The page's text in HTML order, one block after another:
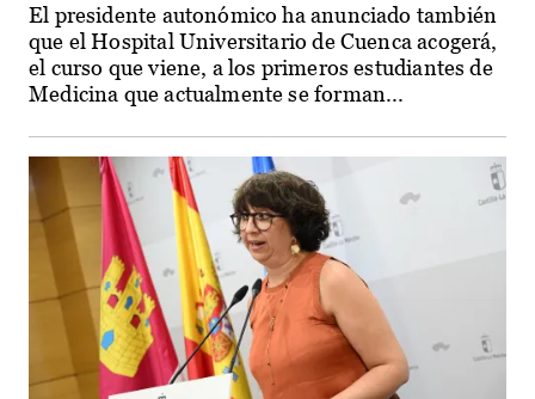
El presidente autonómico ha anunciado también
que el Hospital Universitario de Cuenca acogerá,
el curso que viene, a los primeros estudiantes de
Medicina que actualmente se forman...